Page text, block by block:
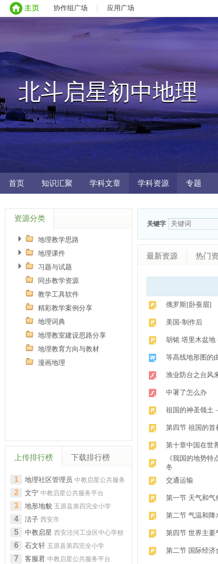
协作组广场 应用广场
北斗启星初中地理
首页 知识汇聚 学科文章 学科资源 专题
资源分类
地理教学思路
地理课件
习题与试题
同步教学资源
教学工具软件
精彩教学案例分享
地理词典
地理教室建设思路分享
地理教育方向与教材
漫画地理
上传排行榜 下载排行榜
1 地理社区管理员 中教启星公共服务
平台
2 文宁 中教启星公共服务平台
3 地形地貌 五原县第四完全小学
4 洁子 西安市
5 中教启星 西安泾河工业区中心学校
6 石文轩 五原县第四完全小学
7 客服君 中教启星公共服务平台
关键字
最新资源 热门
俄罗斯[卧蚕眉]
美国-制作后
胡铭 塔里木盆地
等高线地形图的
渔业防台之台风
中署了怎么办
祖国的神圣领土
第四节 祖国的首
第十章中国在世
《我国的地势
冬
交通运输
第一节 天气和气
第二节 气温和降
第四节 世界主要
第二节 国际经济